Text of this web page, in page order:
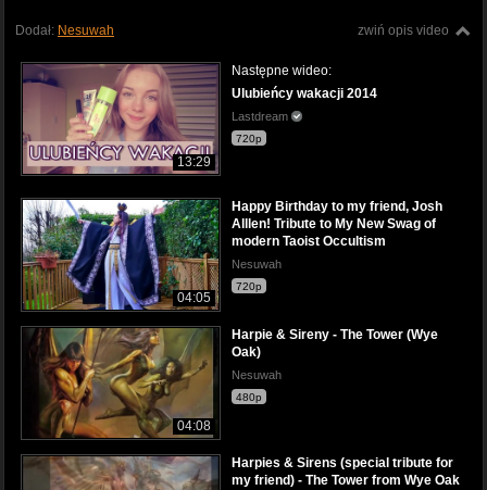
zwiń opis video
Dodał: Nesuwah
13:29
Następne wideo:
Ulubieńcy wakacji 2014
Lastdream
720p
04:05
Happy Birthday to my friend, Josh
Alllen! Tribute to My New Swag of
modern Taoist Occultism
Nesuwah
720p
04:08
Harpie & Sireny - The Tower (Wye
Oak)
Nesuwah
480p
Harpies & Sirens (special tribute for
my friend) - The Tower from Wye Oak